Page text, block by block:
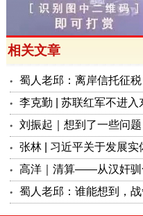
相关文章
蜀人老邱：离岸信托征
刘振起｜想到了一些问题
张林 | 习近平关于发展
高洋｜清算——从汉奸驯